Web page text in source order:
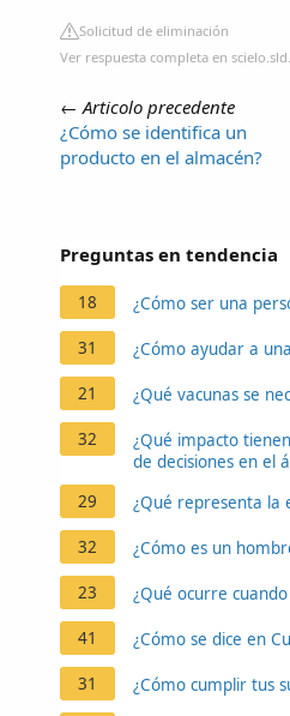
Solicitud de eliminación
Ver respuesta completa en
← Articolo precedente
¿Cómo se identifica un
producto en el almacén?
Preguntas en tendencia
18 ¿Cómo ser una
31 ¿Cómo ayudar a
21 ¿Qué vacunas se
32
¿Qué impacto
de decisiones en el
29
¿Qué representa la
32 ¿Cómo es un
23 ¿Qué ocurre
41 ¿Cómo se dice en
31 ¿Cómo cumplir tus